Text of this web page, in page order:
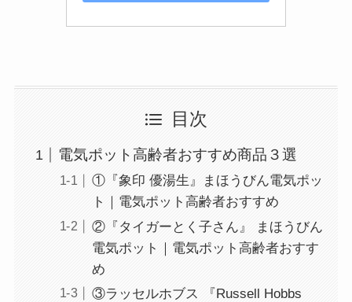
目次
電気ポット高齢者おすすめ商品３選
①『象印 優湯生』まほうびん電気ポッ
ト｜電気ポット高齢者おすすめ
②『タイガーとく子さん』 まほうびん
電気ポット｜電気ポット高齢者おすす
め
③ラッセルホブス 『Russell Hobbs